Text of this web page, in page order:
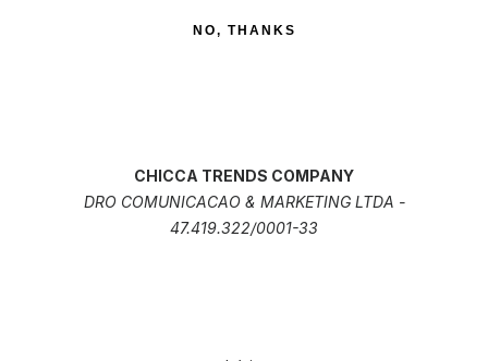
NO, THANKS
CHICCA TRENDS COMPANY
DRO COMUNICACAO & MARKETING LTDA -
47.419.322/0001-33